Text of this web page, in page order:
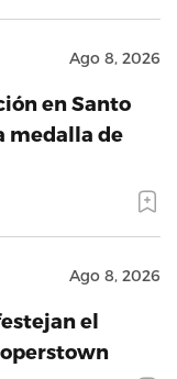
Ago 8, 2026
en Santo
medalla de
Ago 8, 2026
el